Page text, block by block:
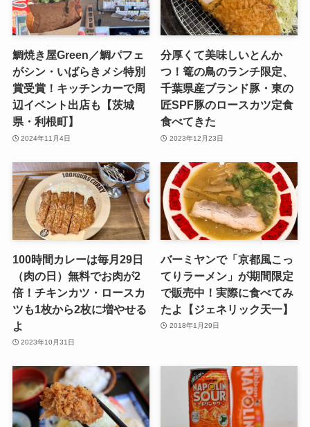
鯛焼き屋Green／鯛パフェ
がシン・いばらきメシ特別
賞受賞！キッチンカーで周
辺イベント出店も【茨城
県・利根町】
2024年11月4日
分厚くて美味しいとんか
つ！篭の鳥のランチ限定、
千葉県産ブランド豚・東の
匠SPF豚のロースカツ定食
食べてきた
2023年12月23日
100時間カレーは毎月29日
（肉の日）無料でお肉が2
倍！チキンカツ・ロースカ
ツも1枚から2枚に増やせる
よ
2023年10月31日
バーミヤンで「京都風こっ
てりラーメン」が期間限定
で販売中！実際に食べてみ
たよ【ジェネリック天一】
2018年1月29日